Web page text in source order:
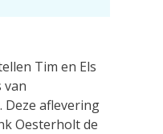
Tim en Els
van
aflevering
Oesterholt de